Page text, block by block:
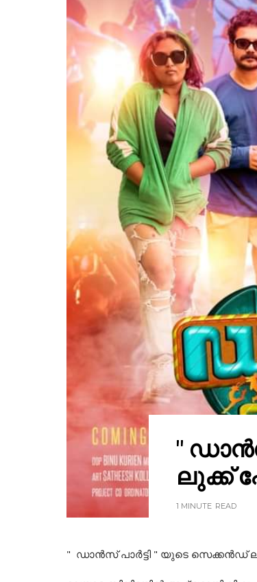
"
ലുക്ക്
1 MINUTE READ
" ഡാൻസ് പാർട്ടി " യുടെ സെക്കൻഡ്